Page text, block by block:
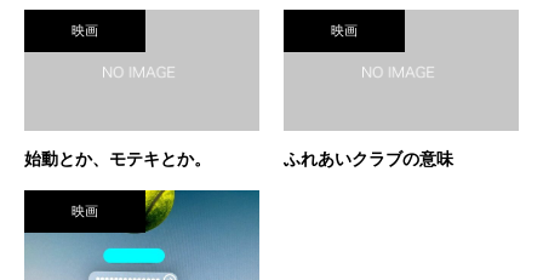
映画
始動とか、モテキとか。
映画
ふれあいクラブの意味
映画